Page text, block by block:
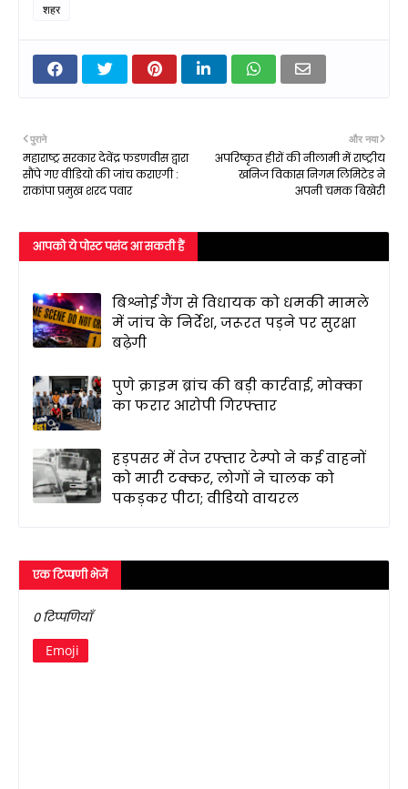
शहर
और नया
अपरिष्कृत हीरों की नीलामी में राष्ट्रीय
खनिज विकास निगम लिमिटेड ने
अपनी चमक बिखेरी
पुराने
महाराष्ट्र सरकार देवेंद्र फडणवीस द्वारा
सौंपे गए वीडियो की जांच कराएगी :
राकांपा प्रमुख शरद पवार
आपको ये पोस्ट पसंद आ सकती हैं
बिश्नोई गैंग से विधायक को धमकी मामले
में जांच के निर्देश, जरूरत पड़ने पर सुरक्षा
बढ़ेगी
पुणे क्राइम ब्रांच की बड़ी कार्रवाई, मोक्का
का फरार आरोपी गिरफ्तार
हड़पसर में तेज रफ्तार टेम्पो ने कई वाहनों
को मारी टक्कर, लोगों ने चालक को
पकड़कर पीटा; वीडियो वायरल
एक टिप्पणी भेजें
0 टिप्पणियाँ
Emoji